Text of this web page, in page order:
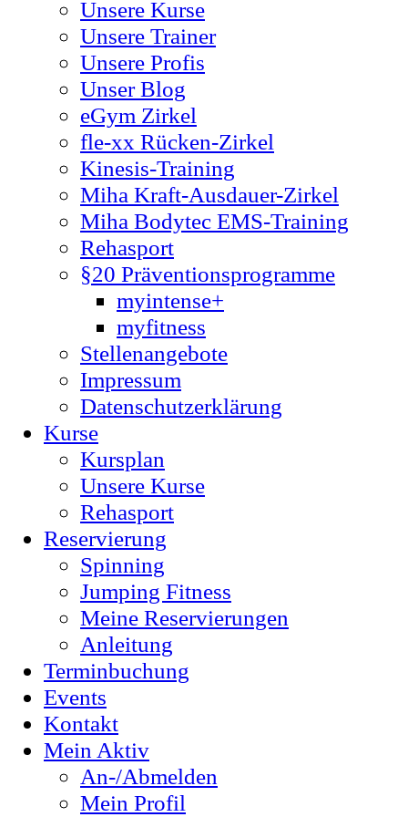
Unsere Kurse
Unsere Trainer
Unsere Profis
Unser Blog
eGym Zirkel
fle-xx Rücken-Zirkel
Kinesis-Training
Miha Kraft-Ausdauer-Zirkel
Miha Bodytec EMS-Training
Rehasport
§20 Präventionsprogramme
myintense+
myfitness
Stellenangebote
Impressum
Datenschutzerklärung
Kurse
Kursplan
Unsere Kurse
Rehasport
Reservierung
Spinning
Jumping Fitness
Meine Reservierungen
Anleitung
Terminbuchung
Events
Kontakt
Mein Aktiv
An-/Abmelden
Mein Profil